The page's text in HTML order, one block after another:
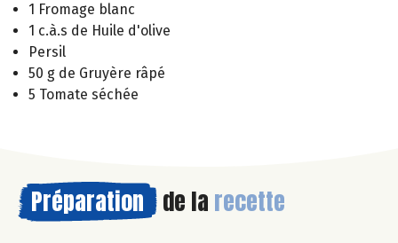
1 Fromage blanc
1 c.à.s de Huile d'olive
Persil
50 g de Gruyère râpé
5 Tomate séchée
Préparation de la recette